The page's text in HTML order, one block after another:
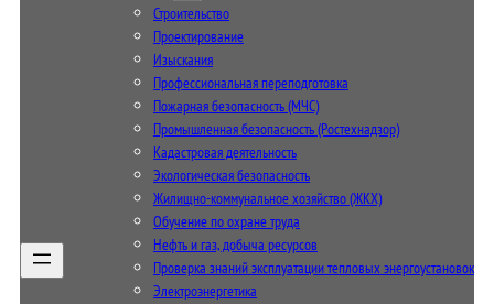
Строительство
Проектирование
Изыскания
Профессиональная переподготовка
Пожарная безопасность (МЧС)
Промышленная безопасность (Ростехнадзор)
Кадастровая деятельность
Экологическая безопасность
Жилищно-коммунальное хозяйство (ЖКХ)
Обучение по охране труда
Нефть и газ, добыча ресурсов
Проверка знаний эксплуатации тепловых энергоустановок
Электроэнергетика